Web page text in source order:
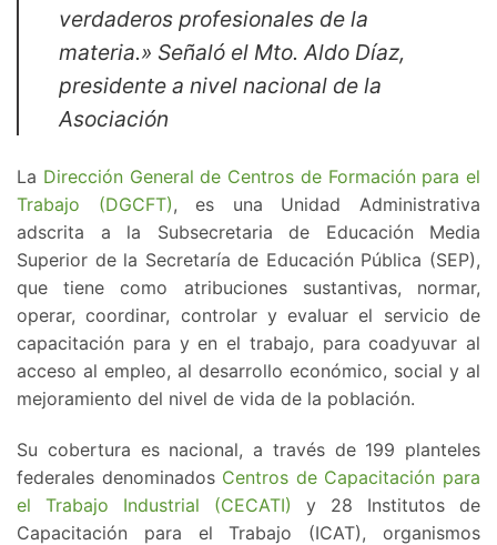
verdaderos profesionales de la
materia.» Señaló el Mto. Aldo Díaz,
presidente a nivel nacional de la
Asociación
La Dirección General de Centros de Formación para el
Trabajo (DGCFT), es una Unidad Administrativa
adscrita a la Subsecretaria de Educación Media
Superior de la Secretaría de Educación Pública (SEP),
que tiene como atribuciones sustantivas, normar,
operar, coordinar, controlar y evaluar el servicio de
capacitación para y en el trabajo, para coadyuvar al
acceso al empleo, al desarrollo económico, social y al
mejoramiento del nivel de vida de la población.
Su cobertura es nacional, a través de 199 planteles
federales denominados Centros de Capacitación para
el Trabajo Industrial (CECATI) y 28 Institutos de
Capacitación para el Trabajo (ICAT), organismos